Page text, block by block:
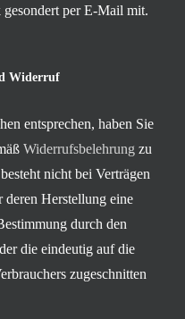
per E-Mail mit.
Widerruf
entsprechen, haben Sie
Widerrufsbelehrung zu
nicht bei Verträgen
Herstellung eine
durch den
die eindeutig auf die
zugeschnitten